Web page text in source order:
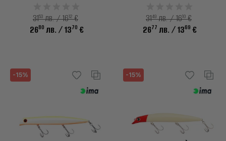
3153лв. / 1612€
2680 лв. / 1370 €
3149лв. / 1610€
2677 лв. / 1369 €
-15% -15%